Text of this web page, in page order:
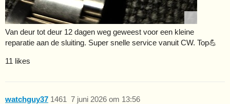
Van deur tot deur 12 dagen weg geweest voor een kleine
reparatie aan de sluiting. Super snelle service vanuit CW. Top💪
11 likes
watchguy37 7 juni 2026 om 13:56
1461